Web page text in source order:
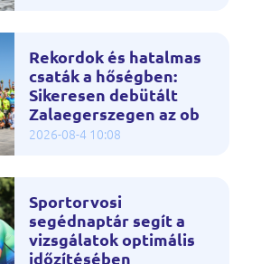
Rekordok és hatalmas
csaták a hőségben:
Sikeresen debütált
Zalaegerszegen az ob
2026-08-4 10:08
Sportorvosi
segédnaptár segít a
vizsgálatok optimális
időzítésében